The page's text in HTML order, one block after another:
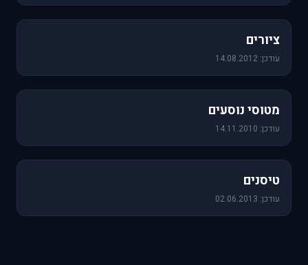
ציורים
עודכן: 14.08.2012
מטוסי נוסעים
עודכן: 14.11.2010
טיסנים
עודכן: 02.06.2013